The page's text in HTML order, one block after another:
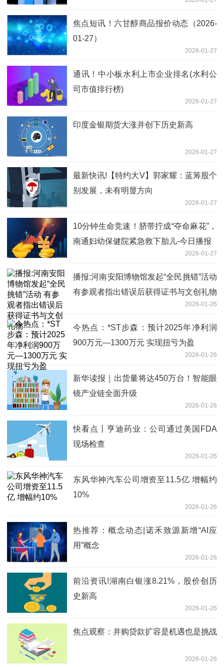
焦点短讯！六甘醇商品报价动态（2026-
01-27）
2026-01-27
通讯！中小板水利上市企业排名(水利公
司市值排行榜)
2026-01-27
印度金银期货大涨并创下历史新高
2026-01-27
最新快讯!【特约大V】郭家耀：蓝筹股个
别发展，未有明显方向
2026-01-27
10分钟生命竞速！脐带拧成“夺命麻花”，
南通妇幼保健院紧急救下胎儿-今日播报
2026-01-27
播报:河南安阳博物馆发起“全民挑错”活动
有参观者指出错误后获得证书与文创礼物
2026-01-26
今热点：*ST步森：预计2025年净利润
900万元—1300万元 实现扭亏为盈
2026-01-26
新华读报｜出货量将达450万台！智能眼
镜产业链全面升级
2026-01-26
快看点丨亨迪药业：公司通过美国FDA
现场检查
2026-01-26
东风华神汽车公司增资至11.5亿 增幅约
10%
2026-01-26
热推荐：概念动态|诺禾致源新增“AI应
用”概念
2026-01-26
前沿资讯!湖南白银涨8.21%，股价创历
史新高
2026-01-26
焦点观察：并购贷款扩容是机遇也是挑战
2026-01-26